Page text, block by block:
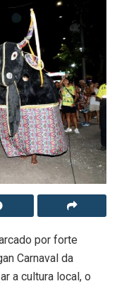
por forte
Carnaval da
a cultura local, o